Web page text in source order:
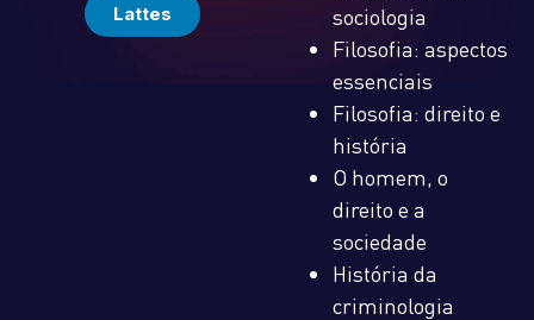
Lattes
sociologia
Filosofia: aspectos
essenciais
Filosofia: direito e
história
O homem, o
direito e a
sociedade
História da
criminologia